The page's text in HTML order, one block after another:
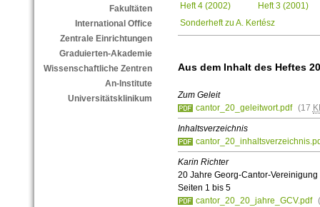
Fakultäten
International Office
Zentrale Einrichtungen
Graduierten-Akademie
Wissenschaftliche Zentren
An-Institute
Universitätsklinikum
Heft 4 (2002)
Heft 3 (2001)
Sonderheft zu A. Kertész
Aus dem Inhalt des Heftes 20
Zum Geleit
cantor_20_geleitwort.pdf (17
Inhaltsverzeichnis
Karin Richter
20 Jahre Georg-Cantor-Vereinigung
Seiten 1 bis 5
cantor_20_20_jahre_GCV.pdf